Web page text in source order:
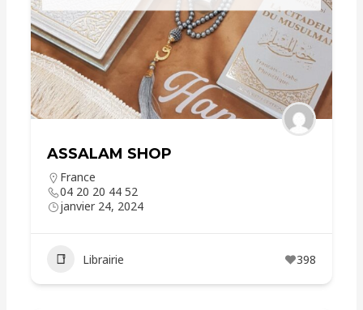
ASSALAM SHOP
France
04 20 20 44 52
janvier 24, 2024
Librairie 398